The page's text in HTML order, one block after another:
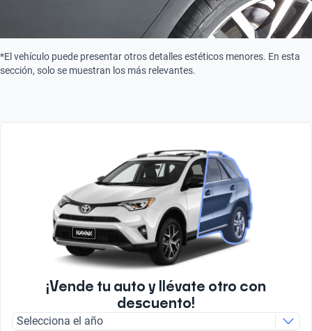
*El vehículo puede presentar otros detalles estéticos menores. En esta
sección, solo se muestran los más relevantes.
¡Vende tu auto y llévate otro con
descuento!
Selecciona el año